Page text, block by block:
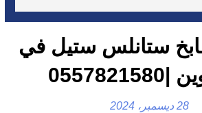
ستانلس ستيل في
28 ديسمبر، 2024